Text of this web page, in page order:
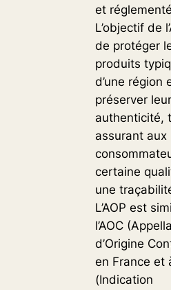
et
L’objectif de
de protéger
produits
d’une région
préserver leur
authenticité,
assurant aux
certaine
une
L’AOP est
l’AOC
d’Origine
en France et
(Indication